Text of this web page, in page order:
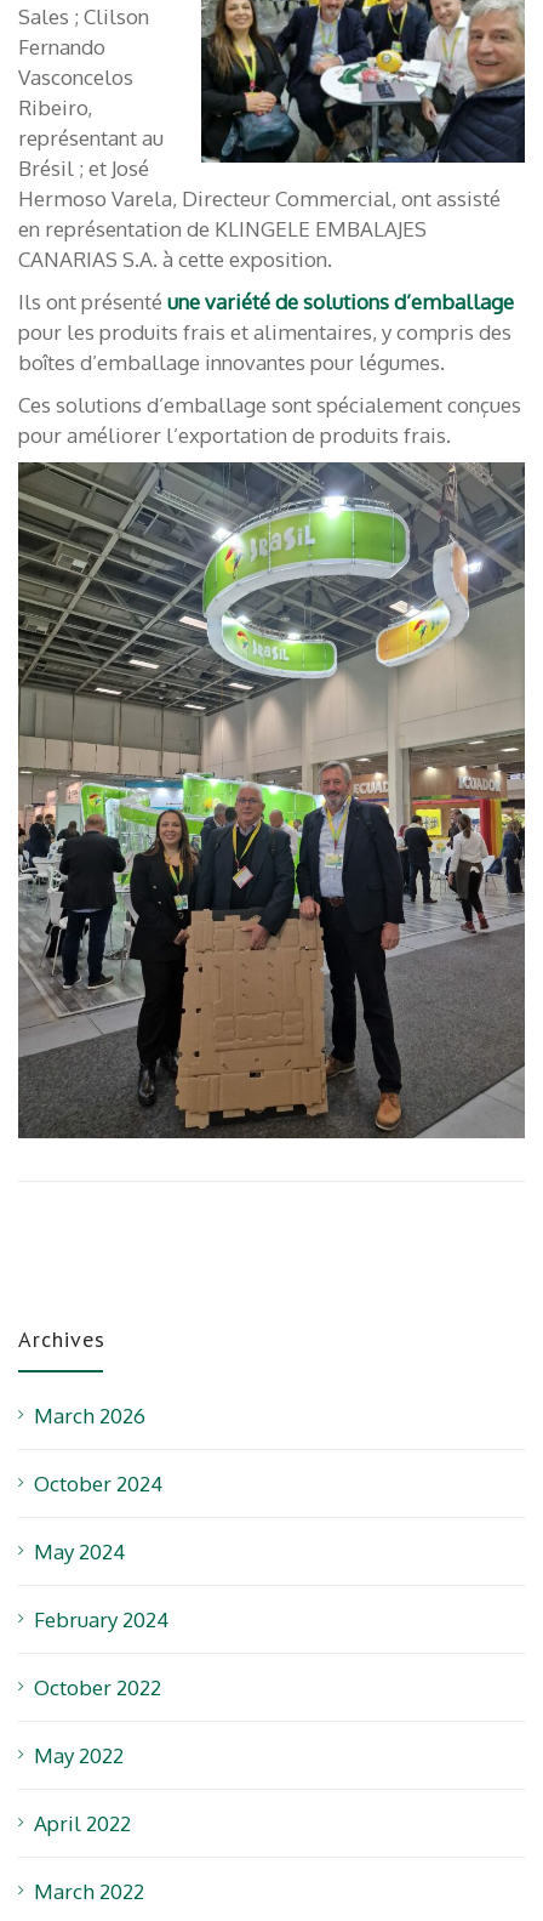
Sales ; Clilson
Fernando
Vasconcelos
Ribeiro,
représentant au
Brésil ; et José
Hermoso Varela, Directeur Commercial, ont assisté
en représentation de KLINGELE EMBALAJES
CANARIAS S.A. à cette exposition.
Ils ont présenté une variété de solutions d’emballage
pour les produits frais et alimentaires, y compris des
boîtes d’emballage innovantes pour légumes.
Ces solutions d’emballage sont spécialement conçues
pour améliorer l’exportation de produits frais.
Archives
March 2026
October 2024
May 2024
February 2024
October 2022
May 2022
April 2022
March 2022